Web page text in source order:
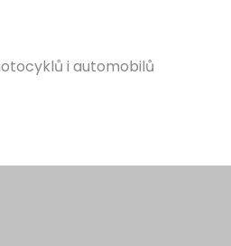
i automobilů